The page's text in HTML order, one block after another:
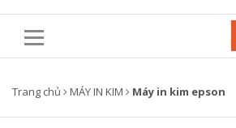
Trang chủ MÁY IN KIM Máy in kim epson